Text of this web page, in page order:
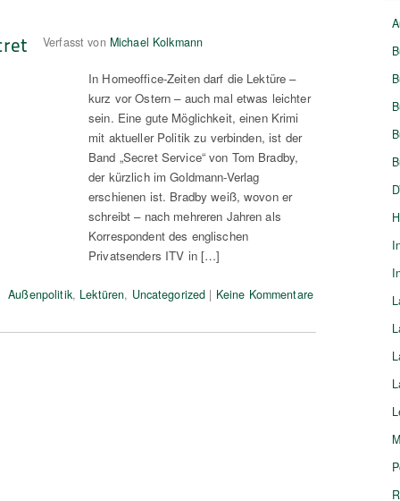
Verfasst von Michael Kolkmann
In Homeoffice-Zeiten darf die Lektüre –
kurz vor Ostern – auch mal etwas leichter
sein. Eine gute Möglichkeit, einen Krimi
mit aktueller Politik zu verbinden, ist der
Band „Secret Service“ von Tom Bradby,
der kürzlich im Goldmann-Verlag
erschienen ist. Bradby weiß, wovon er
schreibt – nach mehreren Jahren als
Korrespondent des englischen
Privatsenders ITV in […]
Außenpolitik, Lektüren, Uncategorized | Keine Kommentare